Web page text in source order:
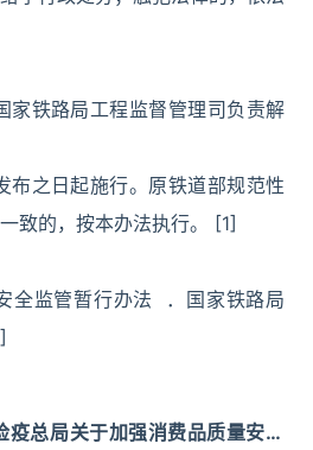
家铁路局工程监督管理司负责解
布之日起施行。原铁道部规范性
致的，按本办法执行。 [1]
全监管暂行办法 ．国家铁路局
疫总局关于加强消费品质量安全